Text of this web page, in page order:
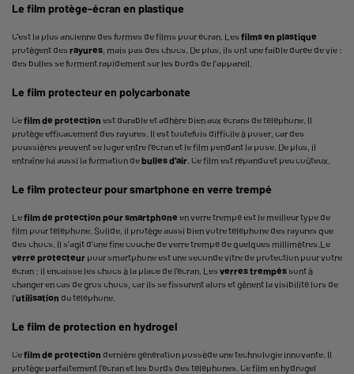
Le film protège-écran en plastique
C’est la plus ancienne des formes de films pour écran. Les films en plastique
protègent des rayures, mais pas des chocs. De plus, ils ont une faible durée de vie :
des bulles se forment rapidement sur les bords de l’appareil.
Le film protecteur en polycarbonate
Cefilm de protection est durable et adhère bien aux écrans de téléphone. Il
protège efficacement des rayures. Il est toutefois difficile à poser, car des
poussières peuvent se loger entre l’écran et le film pendant la pose. De plus, il
entraîne lui aussi la formation debulles d’air. Ce film est répandu et peu coûteux.
Le film protecteur pour smartphone en verre trempé
Lefilm de protection pour smartphone en verre trempé est le meilleur type de
film pour téléphone. Solide, il protège aussi bien votre téléphone des rayures que
des chocs. Il s’agit d’une fine couche de verre trempé de quelques millimètres.Le
verre protecteur pour smartphone est une seconde vitre de protection pour votre
écran : il encaisse les chocs à la place de l’écran. Les verres trempéssont à
changer en cas de gros chocs, car ils se fissurent alors et gênent la visibilité lors de
l’utilisation du téléphone.
Le film de protection en hydrogel
Cefilm de protection dernière génération possède une technologie innovante. Il
protège parfaitement l’écran et les bords des téléphones. Ce film en hydrogel